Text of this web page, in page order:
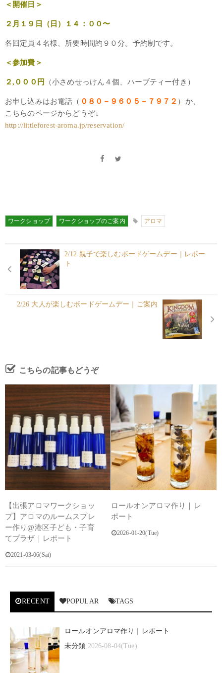
＜開催日＞
２月１９日（日）１４：００〜
各回定員４名様、所要時間約９０分。予約制です。
＜参加費＞
２,０００円 （小さめせっけん４個、ハーブティー付き）
お申し込みはお電話（ ０８０－９６０５－７９７２ ）か、
こちらのページからどうぞ↓
http://littleforest-aroma.jp/reservation/
ワークショップ ワークショップのご案内 アロマ
2/12 親子で楽しむボードゲームデー｜レポー
ト
2/26 大人が楽しむボードゲームデー｜ご案内
こちらの記事もどうぞ
【出張アロマワークショッ
プ】アロマのルームスプレ
ー作り@港区子ども・子育
てプラザ｜レポート
2021-03-06(Sat)
ロールオンアロマ作り｜レ
ポート
2026-01-20(Tue)
RECENT POPULAR TAGS
ロールオンアロマ作り｜レポート
未分類 2026-08-04(Tue)